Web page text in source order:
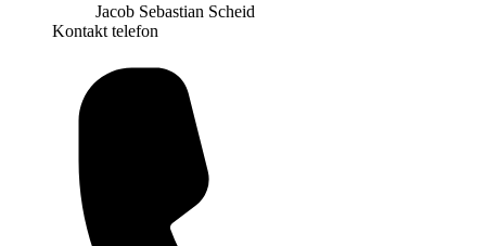
Jacob Sebastian Scheid
Kontakt telefon